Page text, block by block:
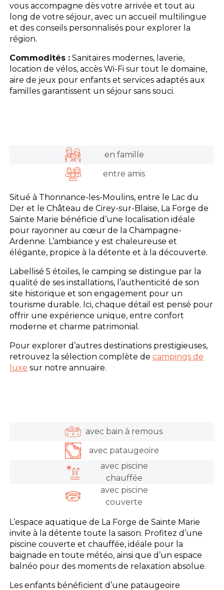
vous accompagne dès votre arrivée et tout au
long de votre séjour, avec un accueil multilingue
et des conseils personnalisés pour explorer la
région.
Commodités : Sanitaires modernes, laverie,
location de vélos, accès Wi-Fi sur tout le domaine,
aire de jeux pour enfants et services adaptés aux
familles garantissent un séjour sans souci.
en famille
entre amis
Situé à Thonnance-les-Moulins, entre le Lac du
Der et le Château de Cirey-sur-Blaise, La Forge de
Sainte Marie bénéficie d’une localisation idéale
pour rayonner au cœur de la Champagne-
Ardenne. L’ambiance y est chaleureuse et
élégante, propice à la détente et à la découverte.
Labellisé 5 étoiles, le camping se distingue par la
qualité de ses installations, l’authenticité de son
site historique et son engagement pour un
tourisme durable. Ici, chaque détail est pensé pour
offrir une expérience unique, entre confort
moderne et charme patrimonial.
Pour explorer d’autres destinations prestigieuses,
retrouvez la sélection complète decampings de
luxe sur notre annuaire.
avec bain à remous
avec pataugeoire
avec piscine
chauffée
avec piscine
couverte
L’espace aquatique de La Forge de Sainte Marie
invite à la détente toute la saison. Profitez d’une
piscine couverte et chauffée, idéale pour la
baignade en toute météo, ainsi que d’un espace
balnéo pour des moments de relaxation absolue.
Les enfants bénéficient d’une pataugeoire